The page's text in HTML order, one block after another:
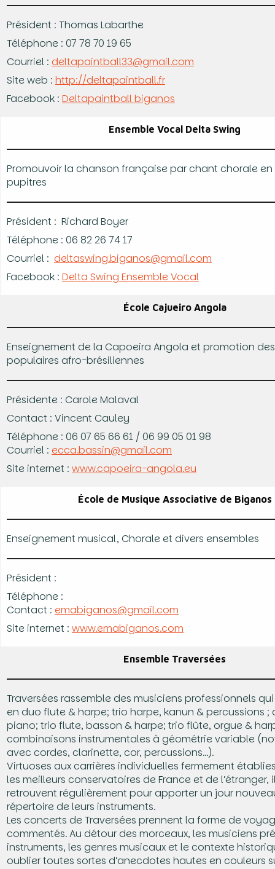
Président : Thomas Labarthe
Téléphone : 07 78 70 19 65
Courriel : deltapaintball33@gmail.com
Site web : http://deltapaintball.fr
Facebook : Deltapaintball biganos
Ensemble Vocal Delta Swing
Promouvoir la chanson française par chant chorale
pupitres
Président : Richard Boyer
Téléphone : 06 82 26 74 17
Courriel : deltaswing.biganos@gmail.com
Facebook : Delta Swing Ensemble Vocal
École Cajueiro Angola
Enseignement de la Capoeira Angola et promotion
populaires afro-brésiliennes
Présidente : Carole Malaval
Contact : Vincent Cauley
Téléphone : 06 07 65 66 61 / 06 99 05 01 98
Courriel : ecca.bassin@gmail.com
Site internet : www.capoeira-angola.eu
École de Musique Associative de Biganos
Enseignement musical, Chorale et divers ensembles
Président :
Téléphone :
Contact : emabiganos@gmail.com
Site internet : www.emabiganos.com
Ensemble Traversées
Traversées rassemble des musiciens professionnels
en duo flute & harpe; trio harpe, kanun & percussions ;
piano; trio flute, basson & harpe; trio flûte, orgue &
combinaisons instrumentales à géométrie variable
avec cordes, clarinette, cor, percussions…).
Virtuoses aux carrières individuelles fermement
les meilleurs conservatoires de France et de l’étranger,
retrouvent régulièrement pour apporter un jour
répertoire de leurs instruments.
Les concerts de Traversées prennent la forme de
commentés. Au détour des morceaux, les musiciens
instruments, les genres musicaux et le contexte
oublier toutes sortes d’anecdotes hautes en couleurs